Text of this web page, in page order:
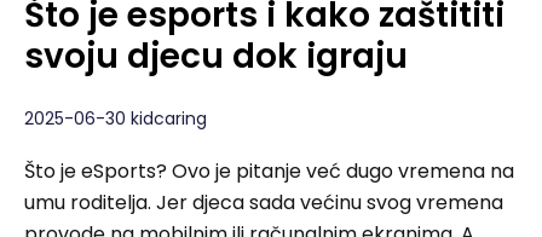
Što je esports i kako zaštititi
svoju djecu dok igraju
2025-06-30 kidcaring
Što je eSports? Ovo je pitanje već dugo vremena na
umu roditelja. Jer djeca sada većinu svog vremena